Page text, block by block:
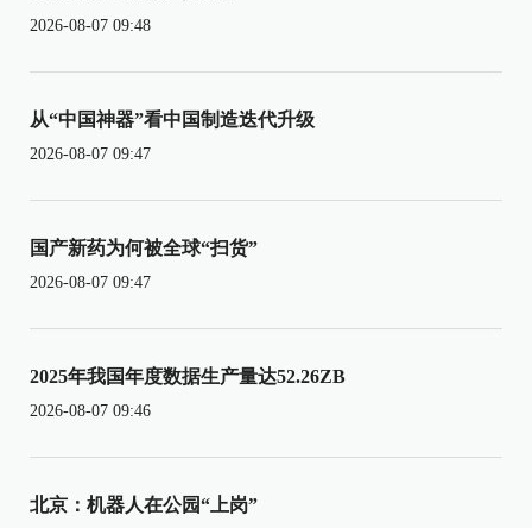
2026-08-07 09:48
从“中国神器”看中国制造迭代升级
2026-08-07 09:47
国产新药为何被全球“扫货”
2026-08-07 09:47
2025年我国年度数据生产量达52.26ZB
2026-08-07 09:46
北京：机器人在公园“上岗”